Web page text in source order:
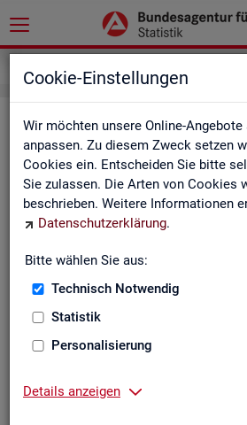
Cookie-Einstellungen
Wir möchten unsere Online-
anpassen. Zu diesem Zweck setzen
Cookies ein. Entscheiden Sie bitte
Sie zulassen. Die Arten von Cookies
beschrieben. Weitere Informationen
Datenschutzerklärung.
Bitte wählen Sie aus:
Technisch Notwendig
Statistik
Personalisierung
Details anzeigen
News­let­ter Sta­tis­tik
Mit dem mo­nat­li­chen News­let­ter
ver­schie­de­ne The­men und ak­tu­el­le
ak­tu­el­le Be­rich­te, wie z. B. den
neue Ver­öf­fent­li­chun­gen,
Son­der­be­rich­te,
an­de­re Neu­ig­kei­ten aus der Sta­tis­tik.
Die­ser Ser­vice ist selbst­ver­ständ­lich